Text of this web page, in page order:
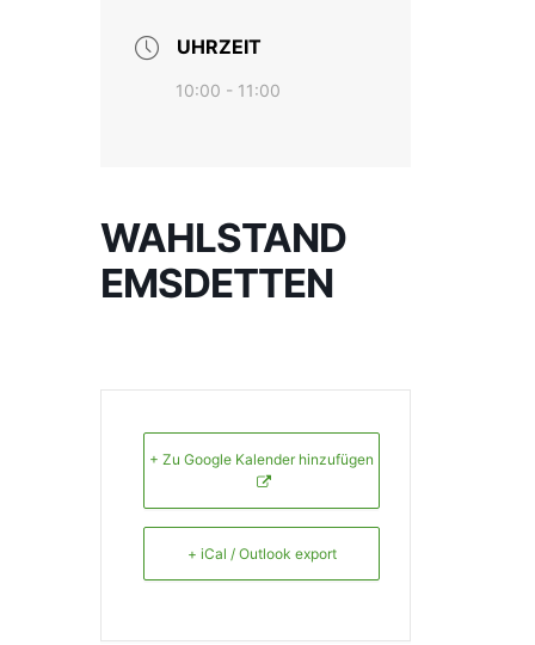
UHRZEIT
10:00 - 11:00
WAHLSTAND
EMSDETTEN
+ Zu Google Kalender hinzufügen
+ iCal / Outlook export